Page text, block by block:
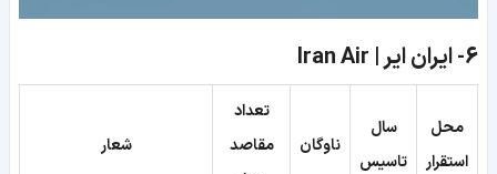
6- ایران ایر | Iran Air
محل
استقرار
سال
تاسیس
ناوگان
تعداد
مقاصد
شعار